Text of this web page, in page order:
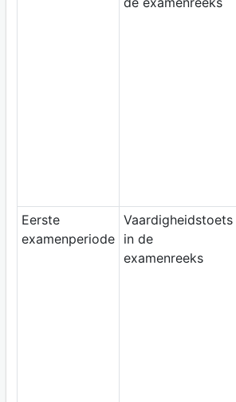
Eerste
examenperiode
Vaardigheidstoets
in de
examenreeks